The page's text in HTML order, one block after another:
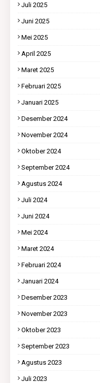
Juli 2025
Juni 2025
Mei 2025
April 2025
Maret 2025
Februari 2025
Januari 2025
Desember 2024
November 2024
Oktober 2024
September 2024
Agustus 2024
Juli 2024
Juni 2024
Mei 2024
Maret 2024
Februari 2024
Januari 2024
Desember 2023
November 2023
Oktober 2023
September 2023
Agustus 2023
Juli 2023